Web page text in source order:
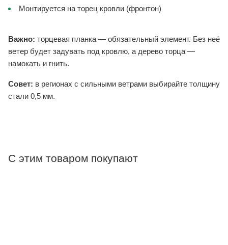
Монтируется на торец кровли (фронтон)
Важно: торцевая планка — обязательный элемент. Без неё
ветер будет задувать под кровлю, а дерево торца —
намокать и гнить.
Совет: в регионах с сильными ветрами выбирайте толщину
стали 0,5 мм.
С этим товаром покупают